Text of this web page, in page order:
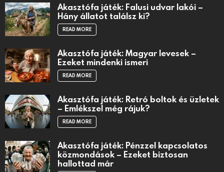
Akasztófa játék: Falusi udvar lakói –
Hány állatot találsz ki?
READ MORE
Akasztófa játék: Magyar levesek –
Ezeket mindenki ismeri
READ MORE
Akasztófa játék: Retró boltok és üzletek
– Emlékszel még rájuk?
READ MORE
Akasztófa játék: Pénzzel kapcsolatos
közmondások – Ezeket biztosan
hallottad már